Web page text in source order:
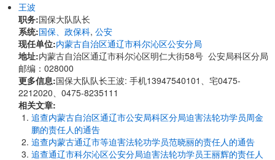
王波
职务:国保大队队长
系统:国保、政保科, 公安
现任单位:内蒙古自治区通辽市科尔沁区公安分局
地址:内蒙古自治区通辽市科尔沁区明仁大街58号 公安局科区分局
邮编：028000
更多信息:国保大队队长王波: 手机13947540101、宅0475-
2212020、0475-8235111
相关文章:
追查内蒙古自治区通辽市公安局科区分局迫害法轮功学员周金
鹏的责任人的通告
追查内蒙古通辽市等迫害法轮功学员范晓丽的责任人的通告
追查通辽市科尔沁区公安分局迫害法轮功学员王丽辉的责任人